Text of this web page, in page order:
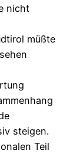
nicht
müßte
steigen.
Teil